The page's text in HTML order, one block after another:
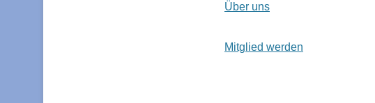
Über uns
Mitglied werden